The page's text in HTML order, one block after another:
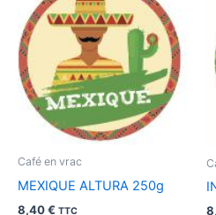
Café en vrac
MEXIQUE ALTURA 250g
8,40€ TTC